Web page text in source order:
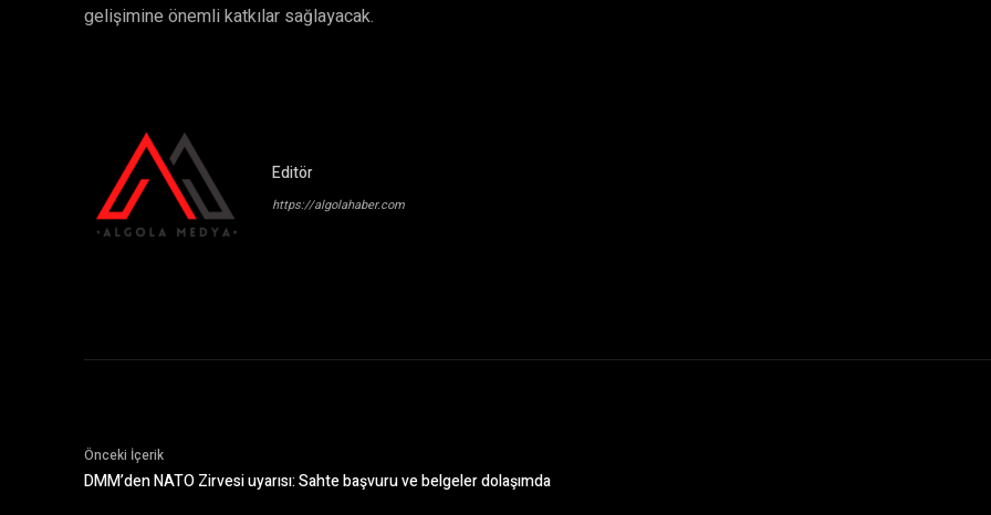
gelişimine önemli katkılar sağlayacak.
Editör
https://algolahaber.com
Önceki İçerik
DMM’den NATO Zirvesi uyarısı: Sahte başvuru ve belgeler dolaşımda